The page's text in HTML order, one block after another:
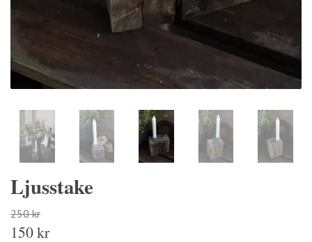
Ljusstake
250 kr
150 kr